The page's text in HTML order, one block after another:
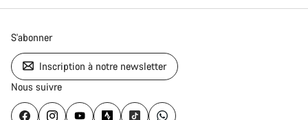
S'abonner
Inscription à notre newsletter
Nous suivre